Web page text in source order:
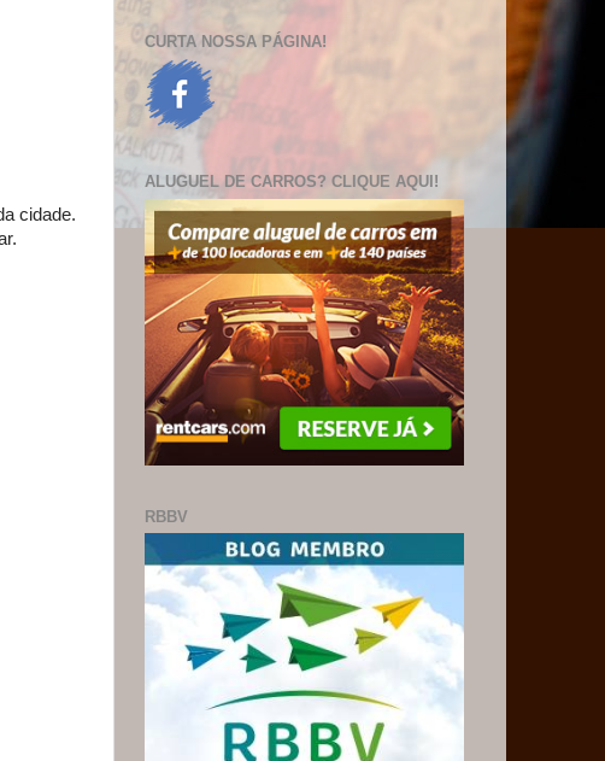
cidade.
CURTA NOSSA PÁGINA!
ALUGUEL DE CARROS? CLIQUE AQUI!
RBBV